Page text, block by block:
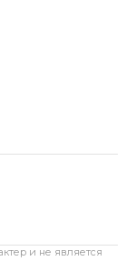
и не является